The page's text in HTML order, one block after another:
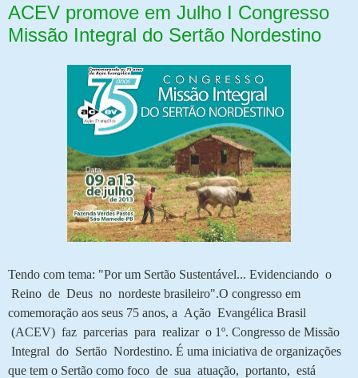
ACEV promove em Julho I Congresso
Missão Integral do Sertão Nordestino
Tendo com tema: "Por um Sertão Sustentável... Evidenciando o
Reino de Deus no nordeste brasileiro".O congresso em
comemoração aos seus 75 anos, a Ação Evangélica Brasil
(ACEV) faz parcerias para realizar o 1º. Congresso de Missão
Integral do Sertão Nordestino. É uma iniciativa de organizações
que tem o Sertão como foco de sua atuação, portanto, está